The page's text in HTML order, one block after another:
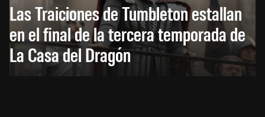
Las Traiciones de Tumbleton estallan
en el final de la tercera temporada de
La Casa del Dragón